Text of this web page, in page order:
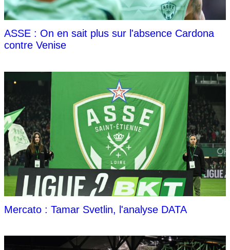
ASSE : On en sait plus sur l'absence Cardona
contre Venise
Mercato : Tamar Svetlin, l'analyse DATA